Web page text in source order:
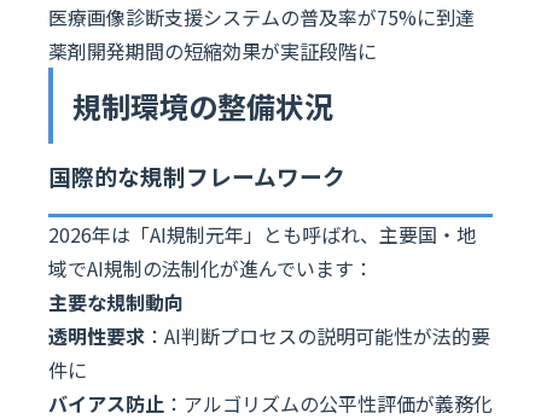
医療画像診断支援システムの普及率が75%に到達
薬剤開発期間の短縮効果が実証段階に
規制環境の整備状況
国際的な規制フレームワーク
2026年は「AI規制元年」とも呼ばれ、主要国・地
域でAI規制の法制化が進んでいます：
主要な規制動向
透明性要求 ：AI判断プロセスの説明可能性が法的要
件に
バイアス防止 ：アルゴリズムの公平性評価が義務化